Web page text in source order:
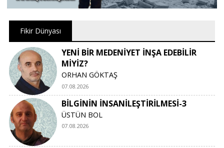
Fikir Dünyası
YENİ BİR MEDENİYET İNŞA EDEBİLİR
MİYİZ?
ORHAN GÖKTAŞ
07.08.2026
BİLGİNİN İNSANİLEŞTİRİLMESİ-3
ÜSTÜN BOL
07.08.2026